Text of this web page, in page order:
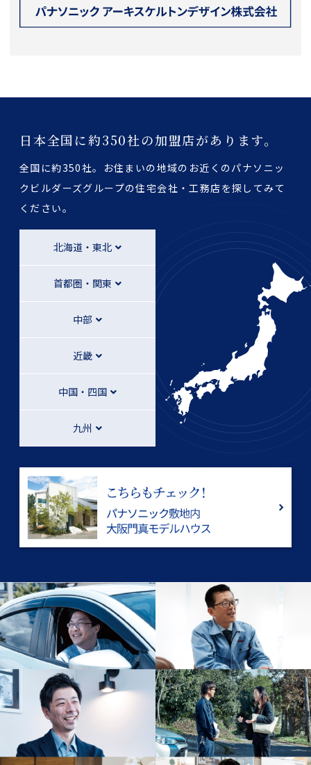
日本全国に約350社の加盟店があります。
全国に約350社。お住まいの地域のお近くのパナソニッ
クビルダーズグループの住宅会社・工務店を探してみて
ください。
北海道・東北
首都圏・関東
中部
近畿
中国・四国
九州